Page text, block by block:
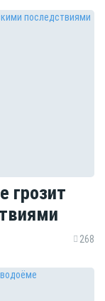
грозит
268